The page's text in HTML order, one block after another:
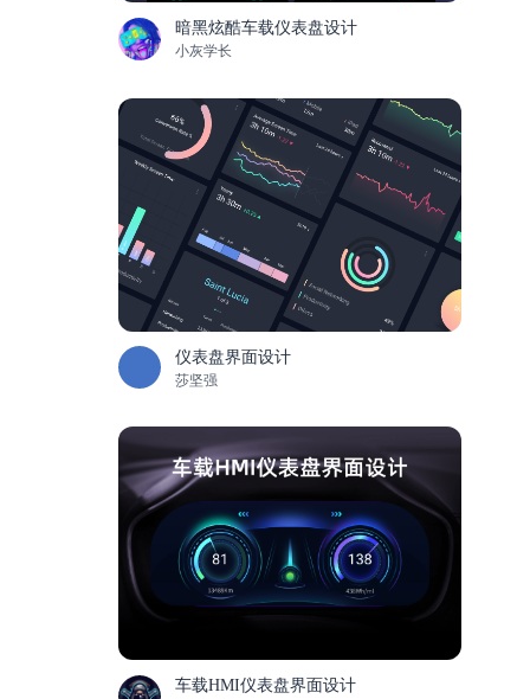
暗黑炫酷车载仪表盘设计
小灰学长
仪表盘界面设计
莎坚强
车载HMI仪表盘界面设计